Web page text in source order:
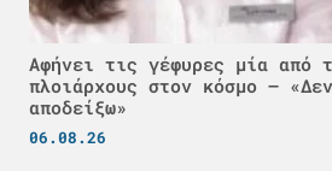
Αφήνει τις γέφυρες μία από
πλοιάρχους στον κόσμο –
αποδείξω»
06.08.26